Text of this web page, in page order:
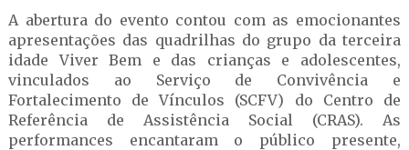
A abertura do evento contou com as emocionantes
apresentações das quadrilhas do grupo da terceira
idade Viver Bem e das crianças e adolescentes,
vinculados ao Serviço de Convivência e
Fortalecimento de Vínculos (SCFV) do Centro de
Referência de Assistência Social (CRAS). As
performances encantaram o público presente,